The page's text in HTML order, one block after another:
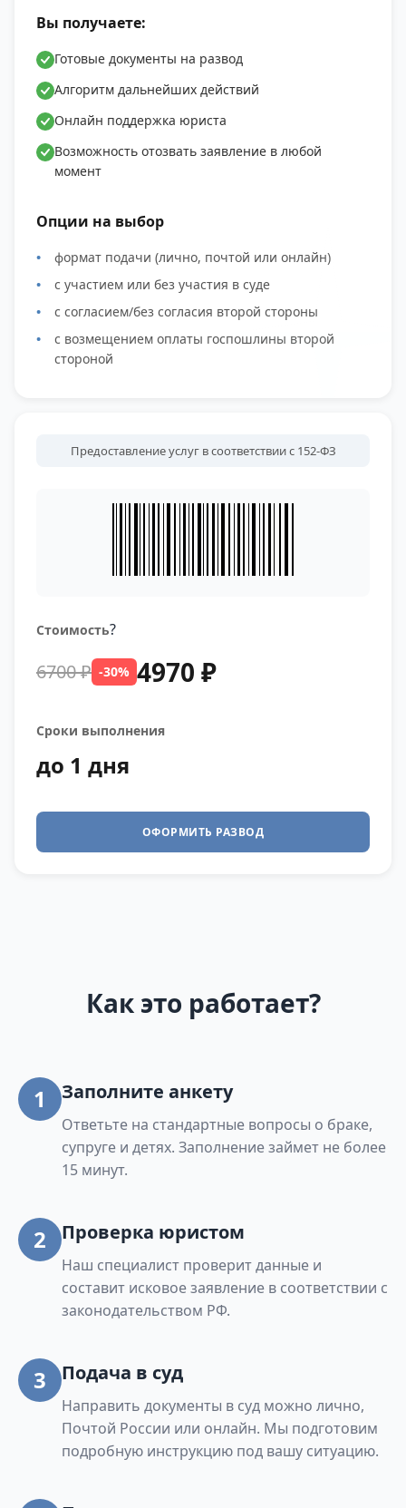
СТ "Уральские Зори", СТ №9 "Озерки" ПО УВЗ.
Вы получаете:
Готовые документы на развод
Алгоритм дальнейших действий
Онлайн поддержка юриста
Возможность отозвать заявление в любой
момент
Опции на выбор
формат подачи (лично, почтой или онлайн)
с участием или без участия в суде
с согласием/без согласия второй стороны
с возмещением оплаты госпошлины второй
стороной
Предоставление услуг в соответствии с 152-ФЗ
Стоимость?
6700 ₽ -30% 4970 ₽
Сроки выполнения
до 1 дня
ОФОРМИТЬ РАЗВОД
Как это работает?
1 Заполните анкету
Ответьте на стандартные вопросы о браке,
супруге и детях. Заполнение займет не более
15 минут.
2 Проверка юристом
Наш специалист проверит данные и
составит исковое заявление в соответствии с
законодательством РФ.
3 Подача в суд
Направить документы в суд можно лично,
Почтой России или онлайн. Мы подготовим
подробную инструкцию под вашу ситуацию.